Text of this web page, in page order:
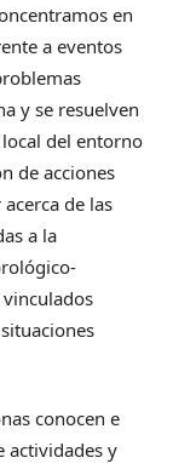
en
a eventos
y se resuelven
del entorno
de acciones
de las
a la
conocen e
actividades y